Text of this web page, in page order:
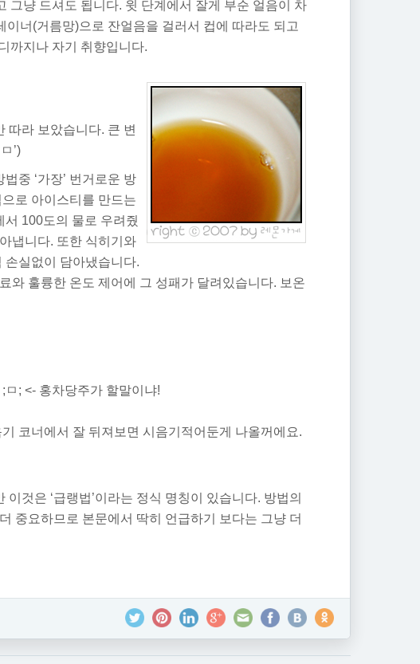
그냥 드셔도 됩니다. 윗 단계에서 잘게 부순 얼음이 차
이너(거름망)으로 잔얼음을 걸러서 컵에 따라도 되고
까지나 자기 취향입니다.
따라 보았습니다. 큰 변
’)
중 ‘가장’ 번거로운 방
로 아이스티를 만드는
100도의 물로 우려줬
냅니다. 또한 식히기와
실없이
담아냈습니다.
와 훌륭한 온도 제어에 그 성패가 달려있습니다. 보온
; <- 홍차당주가 할말이냐!
코너에서 잘 뒤져보면 시음기적어둔게 나올꺼에요.
것은 ‘급랭법’이라는 정식 명칭이 있습니다. 방법의
중요하므로 본문에서 딱히 언급하기 보다는 그냥 더